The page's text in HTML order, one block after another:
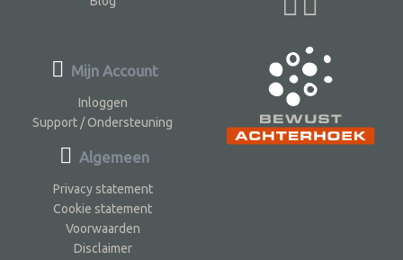
Mijn Account
Inloggen
Support / Ondersteuning
Algemeen
Privacy statement
Cookie statement
Voorwaarden
Disclaimer